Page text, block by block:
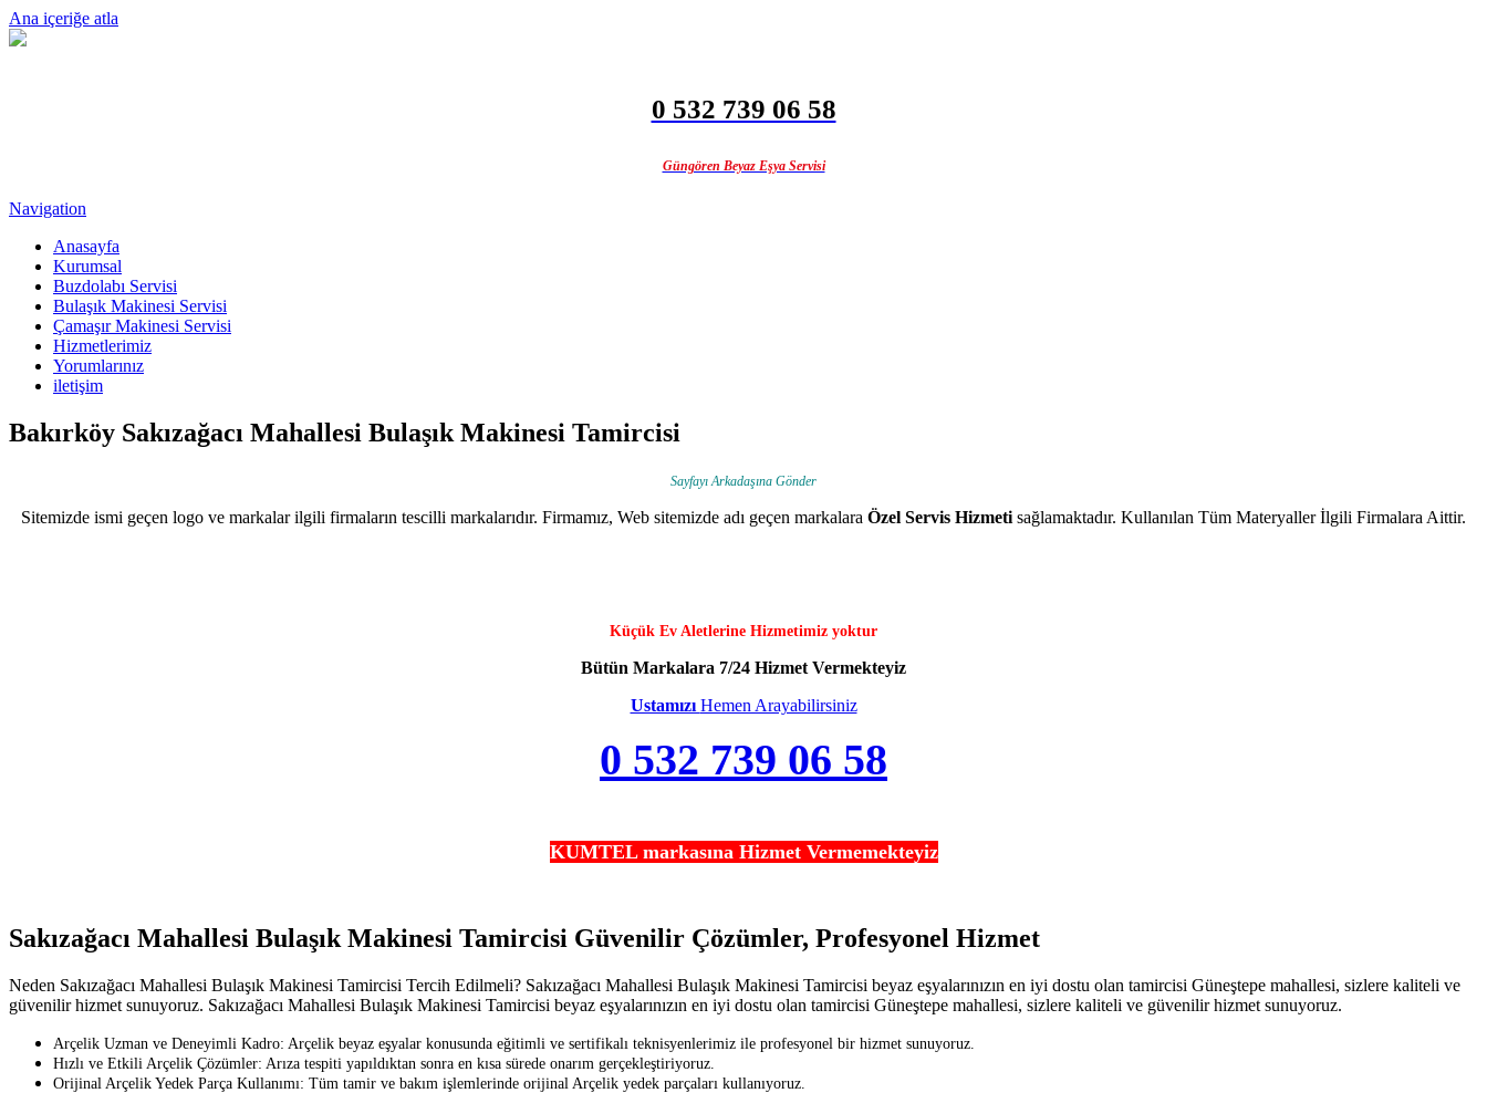
Ana içeriğe atla
0 532 739 06 58
Güngören Beyaz Eşya Servisi
Navigation
Anasayfa
Kurumsal
Buzdolabı Servisi
Bulaşık Makinesi Servisi
Çamaşır Makinesi Servisi
Hizmetlerimiz
Yorumlarınız
iletişim
Bakırköy Sakızağacı Mahallesi Bulaşık Makinesi Tamircisi
Sayfayı Arkadaşına Gönder
Sitemizde ismi geçen logo ve markalar ilgili firmaların tescilli markalarıdır. Firmamız, Web sitemizde adı geçen markalara Özel Servis Hizmeti sağlamaktadır. Kullanılan Tüm Materyaller İlgili Firmalara Aittir.
Küçük Ev Aletlerine Hizmetimiz yoktur
Bütün Markalara 7/24 Hizmet Vermekteyiz
Ustamızı Hemen Arayabilirsiniz
0 532 739 06 58
KUMTEL markasına Hizmet Vermemekteyiz
Sakızağacı Mahallesi Bulaşık Makinesi Tamircisi Güvenilir Çözümler, Profesyonel Hizmet
Neden Sakızağacı Mahallesi Bulaşık Makinesi Tamircisi Tercih Edilmeli? Sakızağacı Mahallesi Bulaşık Makinesi Tamircisi beyaz eşyalarınızın en iyi dostu olan tamircisi Güneştepe mahallesi, sizlere kaliteli ve
güvenilir hizmet sunuyoruz. Sakızağacı Mahallesi Bulaşık Makinesi Tamircisi beyaz eşyalarınızın en iyi dostu olan tamircisi Güneştepe mahallesi, sizlere kaliteli ve güvenilir hizmet sunuyoruz.
Arçelik Uzman ve Deneyimli Kadro: Arçelik beyaz eşyalar konusunda eğitimli ve sertifikalı teknisyenlerimiz ile profesyonel bir hizmet sunuyoruz.
Hızlı ve Etkili Arçelik Çözümler: Arıza tespiti yapıldıktan sonra en kısa sürede onarım gerçekleştiriyoruz.
Orijinal Arçelik Yedek Parça Kullanımı: Tüm tamir ve bakım işlemlerinde orijinal Arçelik yedek parçaları kullanıyoruz.